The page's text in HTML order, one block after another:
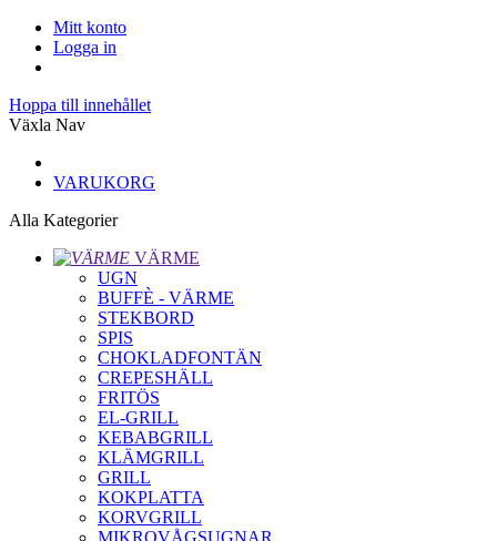
Mitt konto
Logga in
Hoppa till innehållet
Växla Nav
VARUKORG
Alla Kategorier
VÄRME
UGN
BUFFÈ - VÄRME
STEKBORD
SPIS
CHOKLADFONTÄN
CREPESHÄLL
FRITÖS
EL-GRILL
KEBABGRILL
KLÄMGRILL
GRILL
KOKPLATTA
KORVGRILL
MIKROVÅGSUGNAR